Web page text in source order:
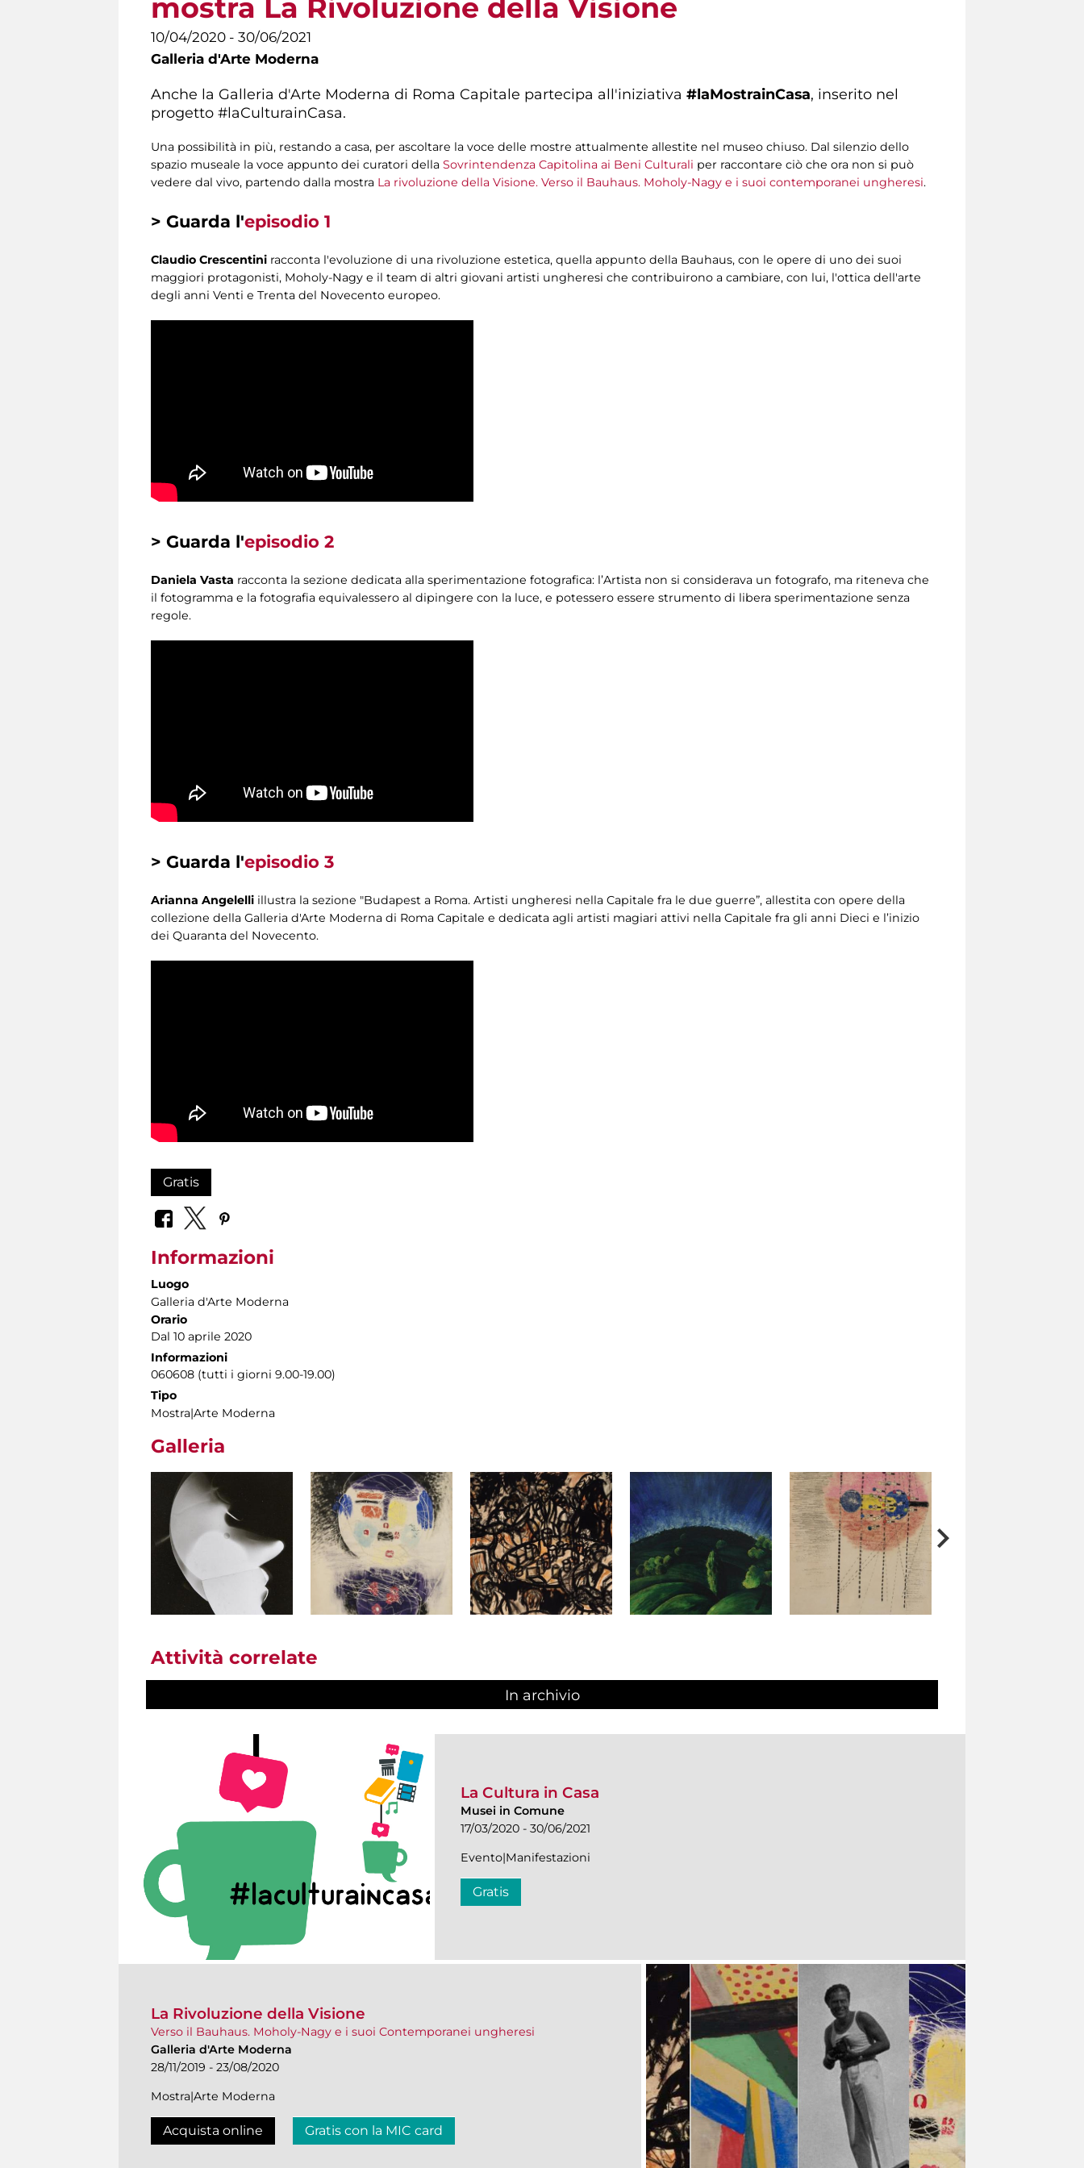
mostra La Rivoluzione della Visione
10/04/2020 - 30/06/2021
Galleria d'Arte Moderna
Anche la Galleria d'Arte Moderna di Roma Capitale partecipa all'iniziativa #laMostrainCasa, inserito nel
progetto #laCulturainCasa.
Una possibilità in più, restando a casa, per ascoltare la voce delle mostre attualmente allestite nel museo chiuso. Dal silenzio dello
spazio museale la voce appunto dei curatori della Sovrintendenza Capitolina ai Beni Culturali per raccontare ciò che ora non si può
vedere dal vivo, partendo dalla mostra La rivoluzione della Visione. Verso il Bauhaus. Moholy-Nagy e i suoi contemporanei ungheresi.
> Guarda l'episodio 1
Claudio Crescentini racconta l'evoluzione di una rivoluzione estetica, quella appunto della Bauhaus, con le opere di uno dei suoi
maggiori protagonisti, Moholy-Nagy e il team di altri giovani artisti ungheresi che contribuirono a cambiare, con lui, l'ottica dell'arte
degli anni Venti e Trenta del Novecento europeo.
> Guarda l'episodio 2
Daniela Vasta racconta la sezione dedicata alla sperimentazione fotografica: l’Artista non si considerava un fotografo, ma riteneva che
il fotogramma e la fotografia equivalessero al dipingere con la luce, e potessero essere strumento di libera sperimentazione senza
regole.
> Guarda l'episodio 3
Arianna Angelelli illustra la sezione "Budapest a Roma. Artisti ungheresi nella Capitale fra le due guerre”, allestita con opere della
collezione della Galleria d'Arte Moderna di Roma Capitale e dedicata agli artisti magiari attivi nella Capitale fra gli anni Dieci e l’inizio
dei Quaranta del Novecento.
Gratis
Informazioni
Luogo
Galleria d'Arte Moderna
Orario
Dal 10 aprile 2020
Informazioni
060608 (tutti i giorni 9.00-19.00)
Tipo
Mostra|Arte Moderna
Galleria
Attività correlate
In archivio
La Cultura in Casa
Musei in Comune
17/03/2020 - 30/06/2021
Evento|Manifestazioni
Gratis
La Rivoluzione della Visione
Verso il Bauhaus. Moholy-Nagy e i suoi Contemporanei ungheresi
Galleria d'Arte Moderna
28/11/2019 - 23/08/2020
Mostra|Arte Moderna
Acquista online Gratis con la MIC card